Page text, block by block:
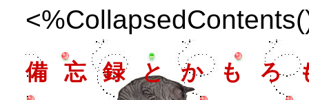
備忘録とかもろ